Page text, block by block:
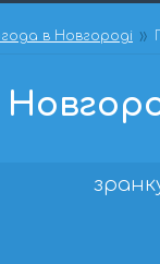
в Новгороді